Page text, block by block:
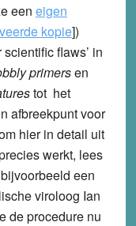
een eigen
kopie])
flaws’ in
primersen
tot het
afbreekpunt voor
hier in detail uit
werkt, lees
een
viroloog Ian
de procedure nu